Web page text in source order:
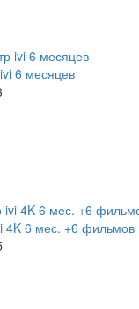
6 месяцев
4K 6 мес. +6 фильмов